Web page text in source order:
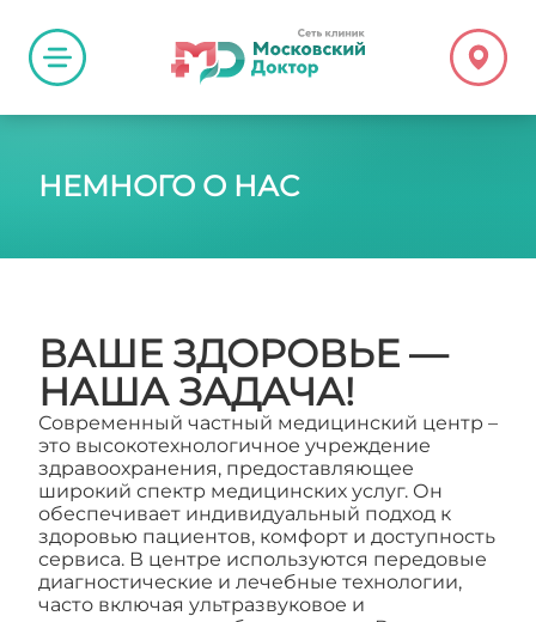
НЕМНОГО О НАС
ВАШЕ ЗДОРОВЬЕ —
НАША ЗАДАЧА!
Современный частный медицинский центр –
это высокотехнологичное учреждение
здравоохранения, предоставляющее
широкий спектр медицинских услуг. Он
обеспечивает индивидуальный подход к
здоровью пациентов, комфорт и доступность
сервиса. В центре используются передовые
диагностические и лечебные технологии,
часто включая ультразвуковое и